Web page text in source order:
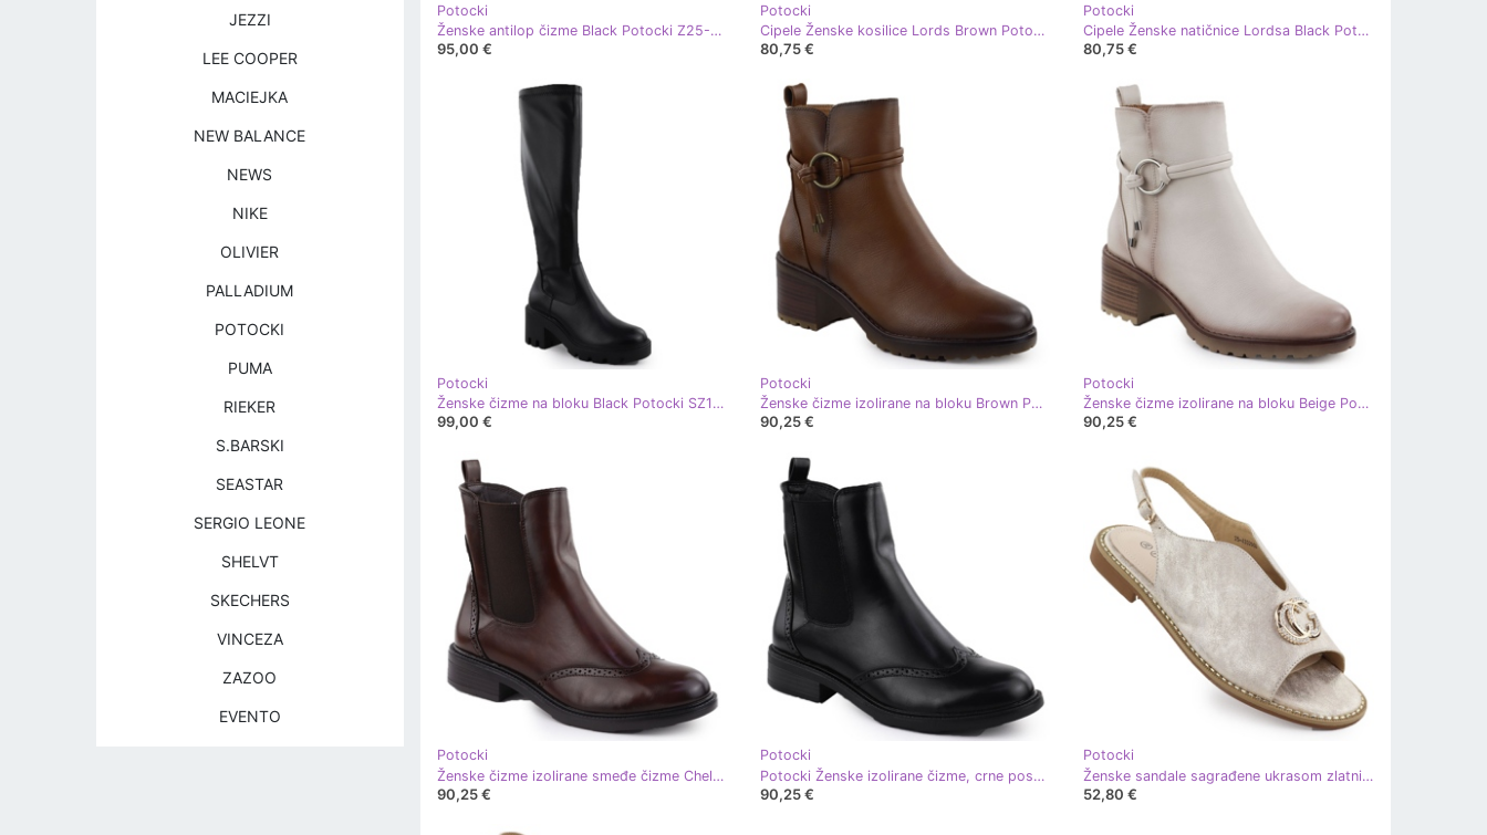
Potocki
Ženske antilop čizme Black Potocki Z25-CN51303 crna
95,00 €
Potocki
Cipele Ženske kosilice Lords Brown Potocki JE19332 smeđa
80,75 €
Potocki
Cipele Ženske natičnice Lordsa Black Potocki JE19332 crna
80,75 €
Potocki
Ženske čizme na bloku Black Potocki SZ12533
99,00 €
Potocki
Ženske čizme izolirane na bloku Brown Potocki SZ12527 smeđa
90,25 €
Potocki
Ženske čizme izolirane na bloku Beige Potocki SZ12527 bež
90,25 €
Potocki
Ženske čizme izolirane smeđe čizme Chelsea Potocki SZ12686 smeđa
90,25 €
Potocki
Potocki Ženske izolirane čizme, crne posude SZ12686 crna
90,25 €
Potocki
Ženske sandale sagrađene ukrasom zlatnih 43329 Potocki
52,80 €
JEZZI
LEE COOPER
MACIEJKA
NEW BALANCE
NEWS
NIKE
OLIVIER
PALLADIUM
POTOCKI
PUMA
RIEKER
S.BARSKI
SEASTAR
SERGIO LEONE
SHELVT
SKECHERS
VINCEZA
ZAZOO
EVENTO